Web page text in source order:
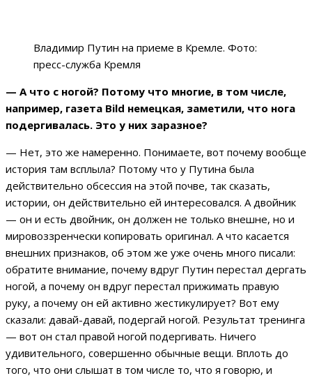
Владимир Путин на приеме в Кремле. Фото:
пресс-служба Кремля
— А что с ногой? Потому что многие, в том числе,
например, газета Bild немецкая, заметили, что нога
подергивалась. Это у них заразное?
— Нет, это же намеренно. Понимаете, вот почему вообще
история там всплыла? Потому что у Путина была
действительно обсессия на этой почве, так сказать,
истории, он действительно ей интересовался. А двойник
— он и есть двойник, он должен не только внешне, но и
мировоззренчески копировать оригинал. А что касается
внешних признаков, об этом же уже очень много писали:
обратите внимание, почему вдруг Путин перестал дергать
ногой, а почему он вдруг перестал прижимать правую
руку, а почему он ей активно жестикулирует? Вот ему
сказали: давай-давай, подергай ногой. Результат тренинга
— вот он стал правой ногой подергивать. Ничего
удивительного, совершенно обычные вещи. Вплоть до
того, что они слышат в том числе то, что я говорю, и